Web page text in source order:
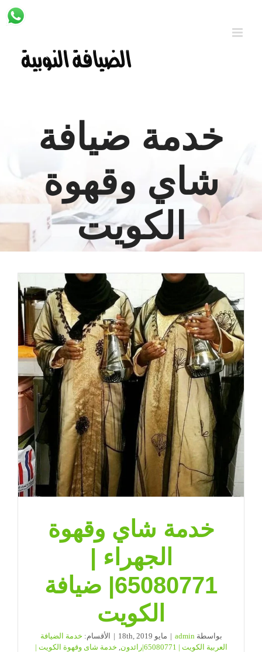
خدمة ضيافة
شاي وقهوة
الكويت
خدمة شاي وقهوة
الجهراء |
65080771| ضيافة
الكويت
بواسطة admin
| مايو 18th, 2019 | الأقسام: خدمة الضيافة
العربية الكويت | 65080771|رائدون
خدمة شاى وقهوة الكويت |